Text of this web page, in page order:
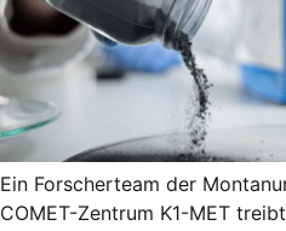
Ein Forscherteam der
COMET-Zentrum K1-MET